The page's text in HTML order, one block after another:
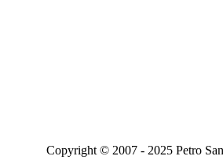
Copyright © 2007 - 2025 Petro